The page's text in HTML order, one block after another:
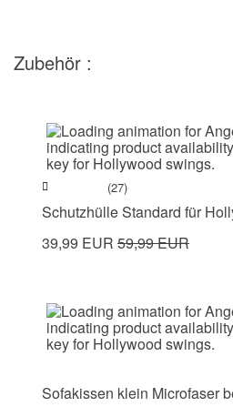
Zubehör :
(27)
Schutzhülle Standard für
39,99 EUR 59,99 EUR
Sofakissen klein Microfaser